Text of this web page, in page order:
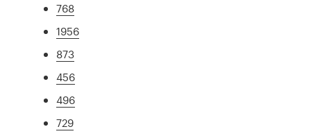
768
1956
873
456
496
729